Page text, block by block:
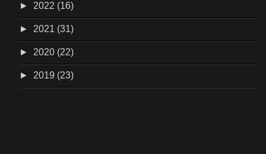
► 2022 (16)
► 2021 (31)
► 2020 (22)
► 2019 (23)